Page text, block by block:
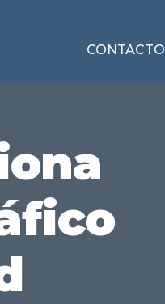
CONTACTO